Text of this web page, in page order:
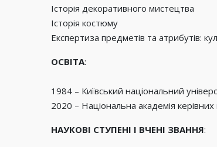
Історія декоративного мистецтва
Історія костюму
Експертиза предметів та атрибутів:
ОСВІТА:
1984 – Київський національний
2020 – Національна академія
НАУКОВІ СТУПЕНІ І ВЧЕНІ ЗВАННЯ: